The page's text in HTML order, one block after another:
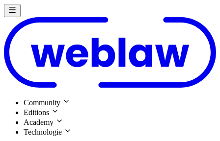
Community
Editions
Academy
Technologie